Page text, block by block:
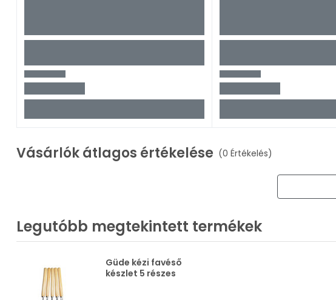
Vásárlók átlagos értékelése (0 Értékelés)
Legutóbb megtekintett termékek
Güde kézi favéső
készlet 5 részes